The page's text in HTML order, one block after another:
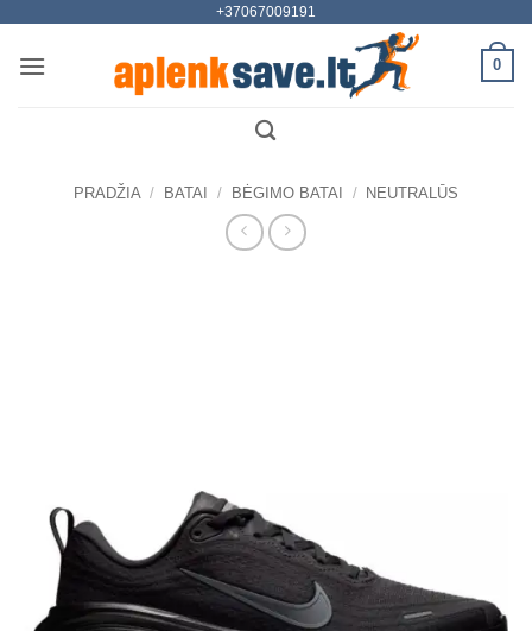
content
+37067009191
0
PRADŽIA / BATAI / BĖGIMO BATAI / NEUTRALŪS